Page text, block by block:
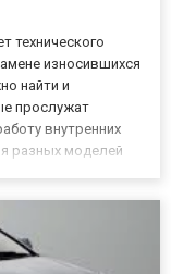
технического
износившихся
найти и
прослужат
внутренних
разных моделей